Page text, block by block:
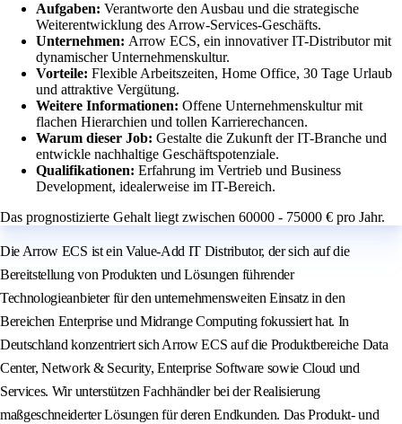
Aufgaben: Verantworte den Ausbau und die strategische
Weiterentwicklung des Arrow-Services-Geschäfts.
Unternehmen: Arrow ECS, ein innovativer IT-Distributor mit
dynamischer Unternehmenskultur.
Vorteile: Flexible Arbeitszeiten, Home Office, 30 Tage Urlaub
und attraktive Vergütung.
Weitere Informationen: Offene Unternehmenskultur mit
flachen Hierarchien und tollen Karrierechancen.
Warum dieser Job: Gestalte die Zukunft der IT-Branche und
entwickle nachhaltige Geschäftspotenziale.
Qualifikationen: Erfahrung im Vertrieb und Business
Development, idealerweise im IT-Bereich.
Das prognostizierte Gehalt liegt zwischen 60000 - 75000 € pro Jahr.
Die Arrow ECS ist ein Value-Add IT Distributor, der sich auf die
Bereitstellung von Produkten und Lösungen führender
Technologieanbieter für den unternehmensweiten Einsatz in den
Bereichen Enterprise und Midrange Computing fokussiert hat. In
Deutschland konzentriert sich Arrow ECS auf die Produktbereiche Data
Center, Network & Security, Enterprise Software sowie Cloud und
Services. Wir unterstützen Fachhändler bei der Realisierung
maßgeschneiderter Lösungen für deren Endkunden. Das Produkt- und